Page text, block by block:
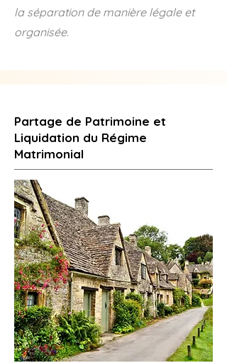
la séparation de manière légale et
organisée.
Partage de Patrimoine et
Liquidation du Régime
Matrimonial